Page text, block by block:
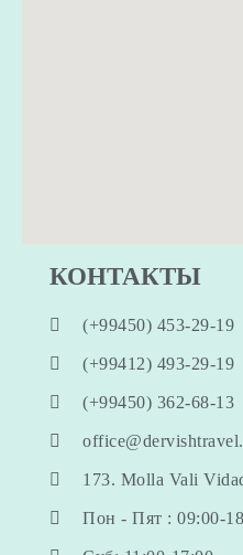
КОНТАКТЫ
(+99450) 453-29-19
(+99412) 493-29-19
(+99450) 362-68-13
173. Molla Vali
Пон - Пят : 09:00-